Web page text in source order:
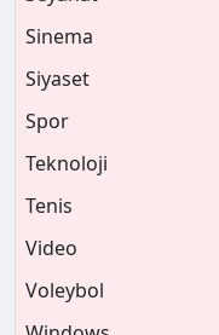
Sinema
Siyaset
Spor
Teknoloji
Tenis
Video
Voleybol